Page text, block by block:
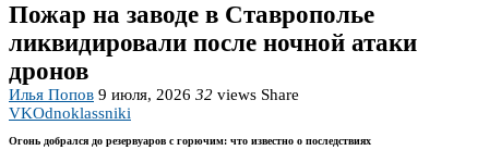
Пожар на заводе в Ставрополье
ликвидировали после ночной атаки
дронов
Илья Попов 9 июля, 2026 32 views Share
VKOdnoklassniki
Огонь добрался до резервуаров с горючим: что известно о последствиях